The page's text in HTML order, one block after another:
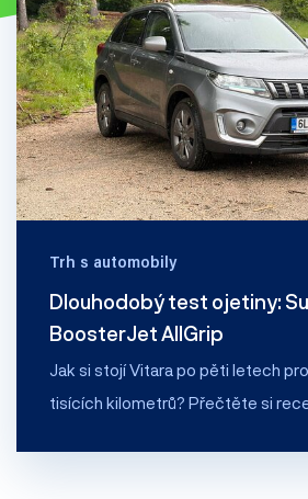
Trh s automobily
Dlouhodobý test ojetiny:
BoosterJet AllGrip
Jak si stojí Vitara po pěti letech
tisících kilometrů? Přečtěte si